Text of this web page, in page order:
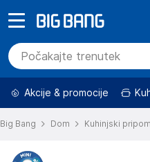
Akcije & promocije
Big Bang Dom Kuhinjski